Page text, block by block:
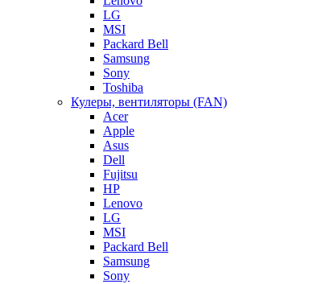
LG
MSI
Packard Bell
Samsung
Sony
Toshiba
Кулеры, вентиляторы (FAN)
Acer
Apple
Asus
Dell
Fujitsu
HP
Lenovo
LG
MSI
Packard Bell
Samsung
Sony